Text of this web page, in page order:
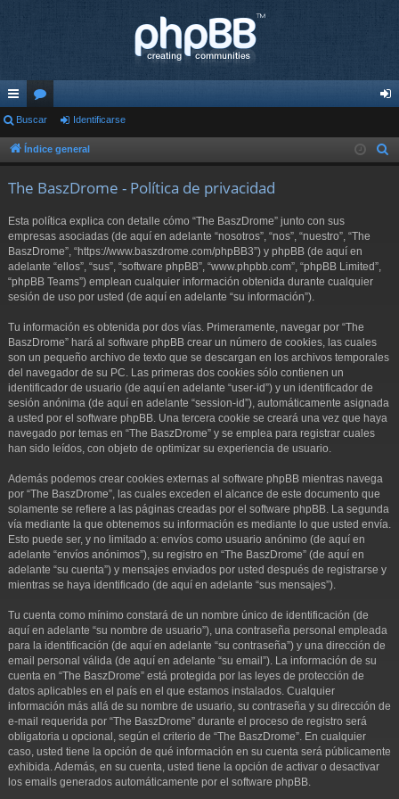
nl
ac
pi
do
s
or
os nti
Buscar Identificarse
Índice general
The BaszDrome - Política de privacidad
Esta política explica con detalle cómo “The BaszDrome” junto con sus
empresas asociadas (de aquí en adelante “nosotros”, “nos”, “nuestro”, “The
BaszDrome”, “https://www.baszdrome.com/phpBB3”) y phpBB (de aquí en
adelante “ellos”, “sus”, “software phpBB”, “www.phpbb.com”, “phpBB Limited”,
“phpBB Teams”) emplean cualquier información obtenida durante cualquier
sesión de uso por usted (de aquí en adelante “su información”).
Tu información es obtenida por dos vías. Primeramente, navegar por “The
BaszDrome” hará al software phpBB crear un número de cookies, las cuales
son un pequeño archivo de texto que se descargan en los archivos temporales
del navegador de su PC. Las primeras dos cookies sólo contienen un
identificador de usuario (de aquí en adelante “user-id”) y un identificador de
sesión anónima (de aquí en adelante “session-id”), automáticamente asignada
a usted por el software phpBB. Una tercera cookie se creará una vez que haya
navegado por temas en “The BaszDrome” y se emplea para registrar cuales
han sido leídos, con objeto de optimizar su experiencia de usuario.
Además podemos crear cookies externas al software phpBB mientras navega
por “The BaszDrome”, las cuales exceden el alcance de este documento que
solamente se refiere a las páginas creadas por el software phpBB. La segunda
vía mediante la que obtenemos su información es mediante lo que usted envía.
Esto puede ser, y no limitado a: envíos como usuario anónimo (de aquí en
adelante “envíos anónimos”), su registro en “The BaszDrome” (de aquí en
adelante “su cuenta”) y mensajes enviados por usted después de registrarse y
mientras se haya identificado (de aquí en adelante “sus mensajes”).
Tu cuenta como mínimo constará de un nombre único de identificación (de
aquí en adelante “su nombre de usuario”), una contraseña personal empleada
para la identificación (de aquí en adelante “su contraseña”) y una dirección de
email personal válida (de aquí en adelante “su email”). La información de su
cuenta en “The BaszDrome” está protegida por las leyes de protección de
datos aplicables en el país en el que estamos instalados. Cualquier
información más allá de su nombre de usuario, su contraseña y su dirección de
e-mail requerida por “The BaszDrome” durante el proceso de registro será
obligatoria u opcional, según el criterio de “The BaszDrome”. En cualquier
caso, usted tiene la opción de qué información en su cuenta será públicamente
exhibida. Además, en su cuenta, usted tiene la opción de activar o desactivar
los emails generados automáticamente por el software phpBB.